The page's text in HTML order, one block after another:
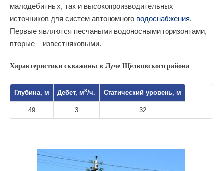
малодебитных, так и высокопроизводительных
источников для систем автономного водоснабжения.
Первые являются песчаными водоносными горизонтами,
вторые – известняковыми.
Характеристики скважины в Луче Щёлковского района
Глубина, м Дебет, м3/ч. Статический уровень, м
49 3 32